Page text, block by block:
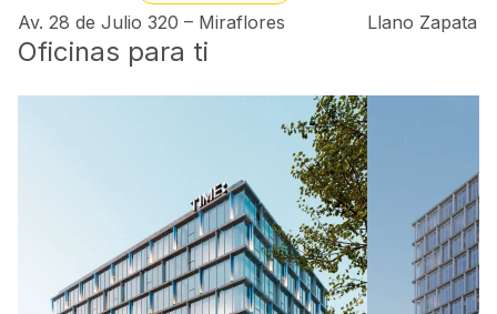
Av. 28 de Julio 320 – Miraflores
Llano Zapata
Oficinas para ti